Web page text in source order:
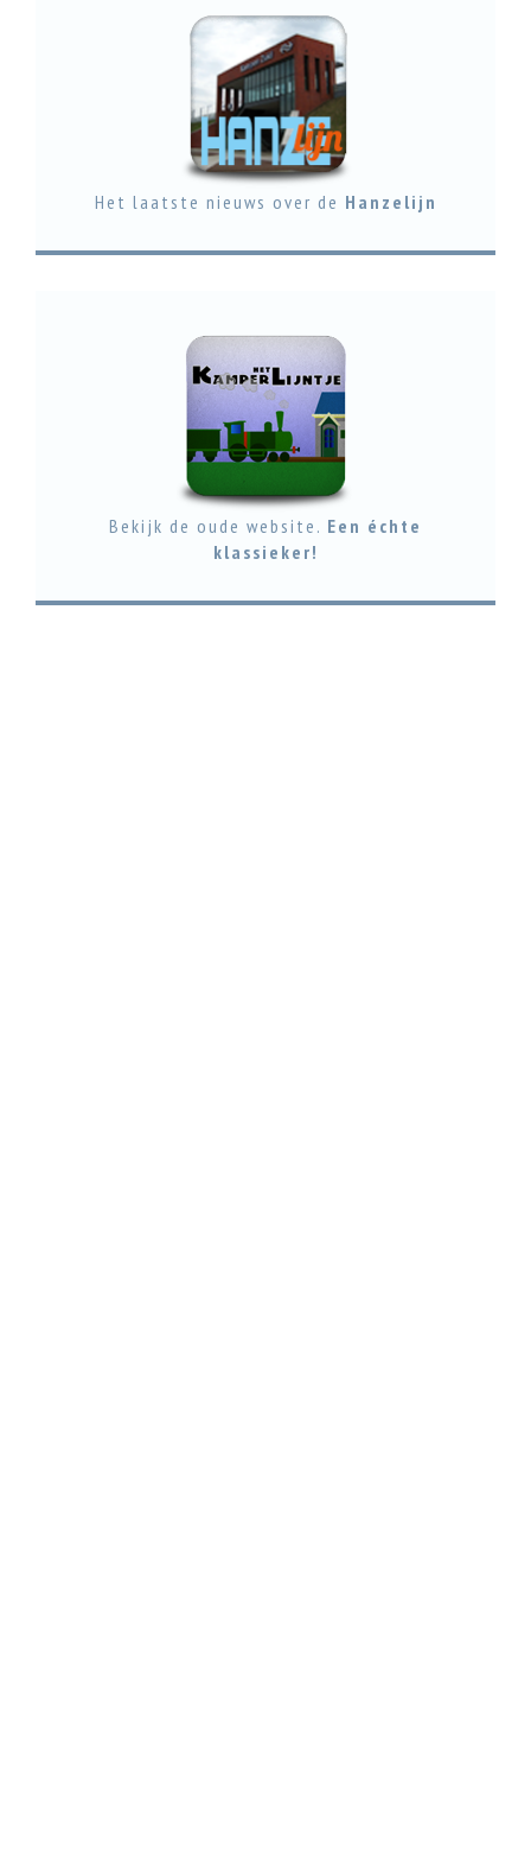
MEER OVER DIT MATERIEEL
Het laatste nieuws over de Hanzelijn
Bekijk de oude website. Een échte
klassieker!